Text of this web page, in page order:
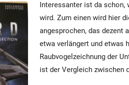
Interessanter ist da
wird. Zum einen wird hier
angesprochen, das dezent
etwa verlängert und etwas
Raubvogelzeichnung der
ist der Vergleich zwischen